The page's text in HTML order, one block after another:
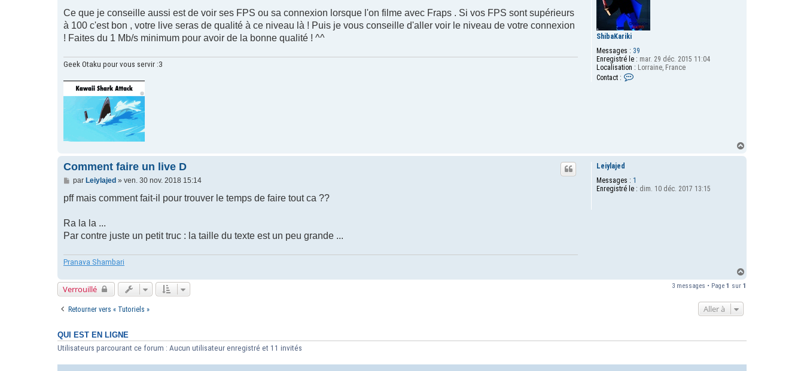
ShibaKariki
Messages : 39
Enregistré le : mar. 29 déc. 2015 11:04
Localisation : Lorraine, France
Contact :
h
a
K
s
s
a
g
Ce que je conseille aussi est de voir ses FPS ou sa connexion lorsque l'on filme avec Fraps . Si vos FPS sont supérieurs
à 100 c'est bon , votre live seras de qualité à ce niveau là ! Puis je vous conseille d'aller voir le niveau de votre connexion
! Faites du 1 Mb/s minimum pour avoir de la bonne qualité ! ^^
Geek Otaku pour vous servir :3
Leiylajed
Messages : 1
Enregistré le : dim. 10 déc. 2017 13:15
Comment faire un live D
M
s
g
par Leiylajed» ven. 30 nov. 2018 15:14
pff mais comment fait-il pour trouver le temps de faire tout ca ??
Ra la la ...
Par contre juste un petit truc : la taille du texte est un peu grande ...
Pranava Shambari
Verrouillé 3 messages • Page 1 sur 1
Retourner vers « Tutoriels » Aller à
QUI EST EN LIGNE
Utilisateurs parcourant ce forum : Aucun utilisateur enregistré et 11 invités